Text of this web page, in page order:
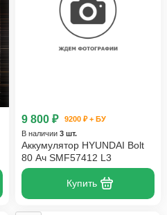
9 800 ₽
9200 ₽ + БУ
В наличии 3 шт.
Аккумулятор HYUNDAI Bolt
80 Ач SMF57412 L3
Купить